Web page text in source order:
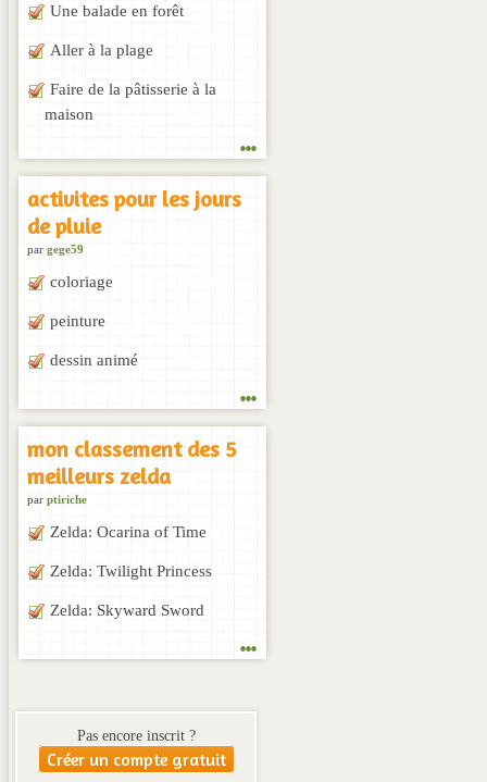
Une balade en forêt
Aller à la plage
Faire de la pâtisserie à la
maison
...
activites pour les jours
de pluie
par gege59
coloriage
peinture
dessin animé
...
mon classement des 5
meilleurs zelda
par ptiriche
Zelda: Ocarina of Time
Zelda: Twilight Princess
Zelda: Skyward Sword
...
Pas encore inscrit ?
Créer un compte gratuit